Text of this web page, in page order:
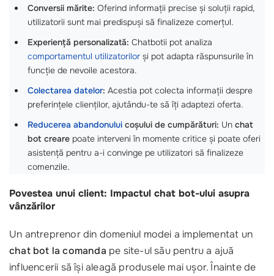
Conversii mărite: Oferind informații precise și soluții rapid,
utilizatorii sunt mai predispuși să finalizeze comerțul.
Experiență personalizată: Chatbotii pot analiza
comportamentul utilizatorilor și pot adapta răspunsurile în
funcție de nevoile acestora.
Colectarea datelor: Acestia pot colecta informații despre
preferințele clienților, ajutându-te să îți adaptezi oferta.
Reducerea abandonului coșului de cumpărături: Un chat
bot creare poate interveni în momente critice și poate oferi
asistență pentru a-i convinge pe utilizatori să finalizeze
comenzile.
Povestea unui client: Impactul chat bot-ului asupra
vânzărilor
Un antreprenor din domeniul modei a implementat un
chat bot la comanda pe site-ul său pentru a ajuă
influencerii să își aleagă produsele mai ușor. Înainte de